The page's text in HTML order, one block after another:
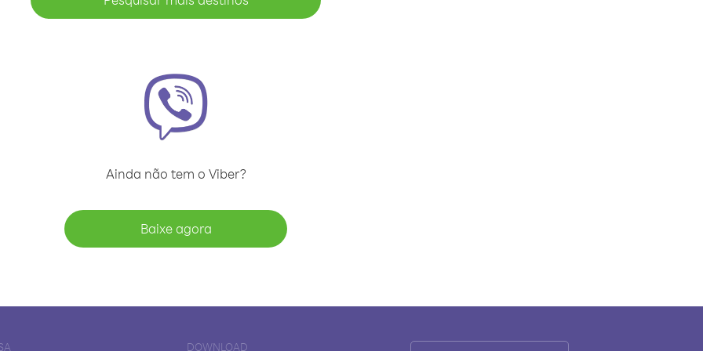
Ainda não tem o Viber?
Baixe agora
DOWNLOAD